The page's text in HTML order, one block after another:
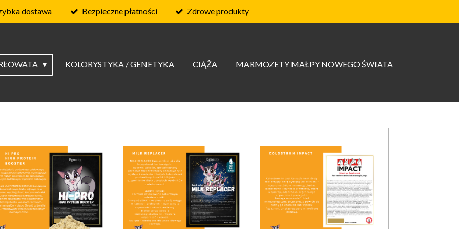
dostawa Bezpieczne płatności Zdrowe produkty
KOLORYSTYKA / GENETYKA CIĄŻA MARMOZETY MAŁPY NOWEGO ŚWIATA